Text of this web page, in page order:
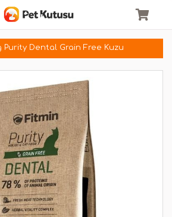
Purity Dental Grain Free Kuzu